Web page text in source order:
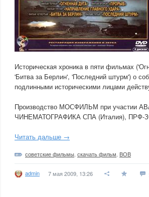
Историческая хроника в пяти фильмах
'Битва за Берлин', 'Последний штурм') о
подлинными историческими лицами
Производство МОСФИЛЬМ при
ЧИНЕМАТОГРАФИКА СПА (Италия), ПРФ-
Читать дальше →
советские фильмы скачать фильм ВОВ
admin 7 мая 2009, 13:26